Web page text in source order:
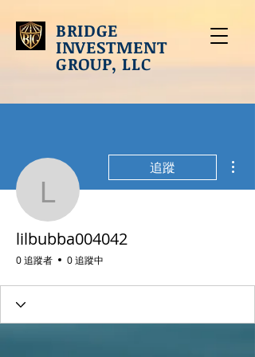
BRIDGE
INVESTMENT
GROUP, LLC
lilbubba004042
追蹤
lilbubba004042
0 追蹤者 0 追蹤中